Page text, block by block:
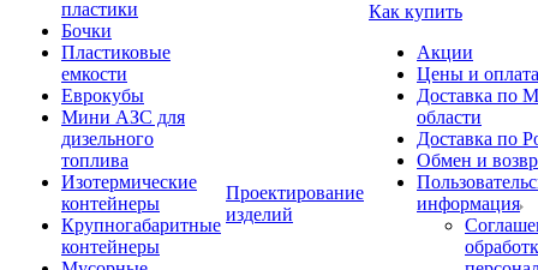
пластики
Бочки
Пластиковые
емкости
Еврокубы
Мини АЗС для
дизельного
топлива
Изотермические
контейнеры
Крупногабаритные
контейнеры
Проектирование
изделий
Как купить
Акции
Цены и оплата
Доставка по
области
Доставка по
Обмен и
информация